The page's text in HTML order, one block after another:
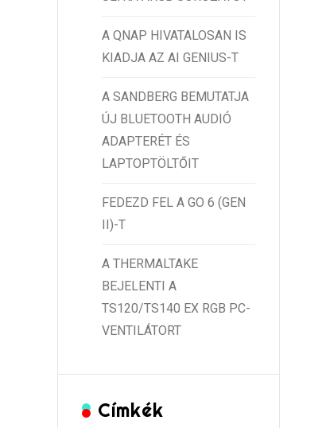
A QNAP HIVATALOSAN IS
KIADJA AZ AI GENIUS-T
A SANDBERG BEMUTATJA
ÚJ BLUETOOTH AUDIÓ
ADAPTERÉT ÉS
LAPTOPTÖLTŐIT
FEDEZD FEL A GO 6 (GEN
II)-T
A THERMALTAKE
BEJELENTI A
TS120/TS140 EX RGB PC-
VENTILÁTORT
Címkék